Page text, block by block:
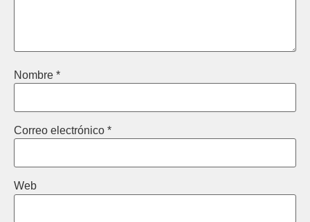
Nombre *
Correo electrónico *
Web